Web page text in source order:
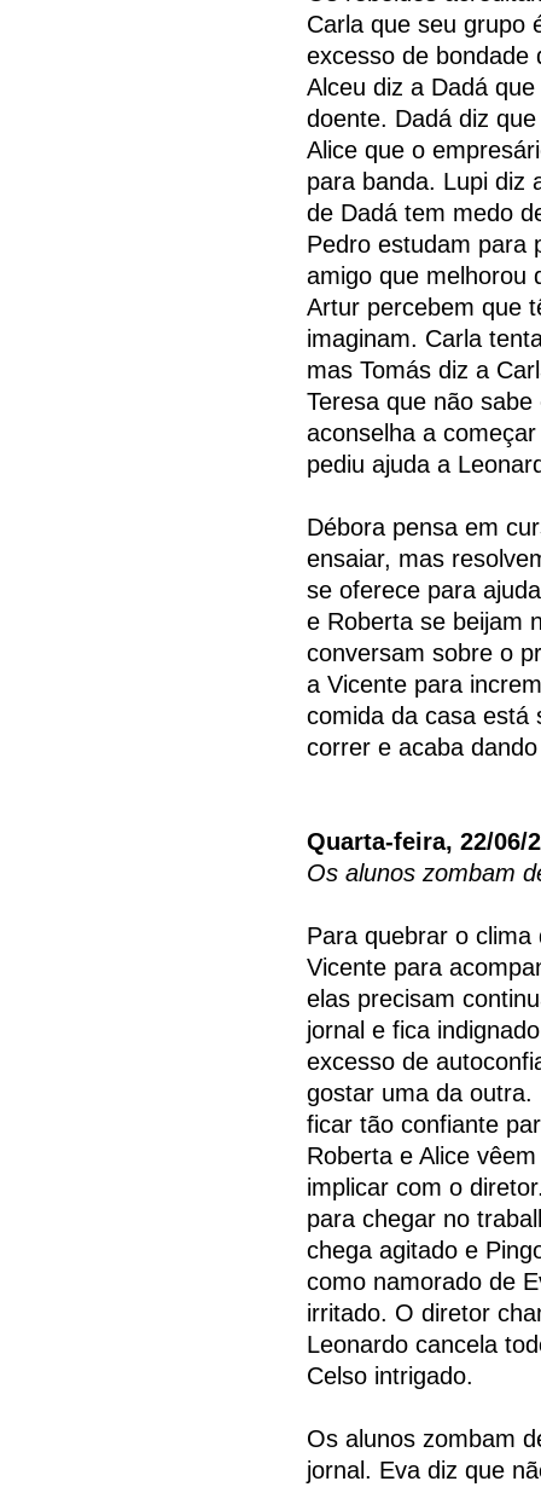
Carla que seu grupo
excesso de bondade
Alceu diz a Dadá
doente. Dadá diz
Alice que o
para banda. Lupi diz
de Dadá tem medo
Pedro estudam para
amigo que melhorou
Artur percebem que
imaginam. Carla
mas Tomás diz a
Teresa que não
aconselha a
pediu ajuda a
Débora pensa em
ensaiar, mas
se oferece para
e Roberta se beijam
conversam sobre o
a Vicente para
comida da casa está
correr e acaba
Quarta-feira, 22/06/
Os alunos zombam
Para quebrar o
Vicente para
elas precisam
jornal e fica
excesso de
gostar uma da outra.
ficar tão confiante
Roberta e Alice
implicar com o
para chegar no
chega agitado e
como namorado de
irritado. O diretor
Leonardo cancela
Celso intrigado.
Os alunos zombam
jornal. Eva diz que